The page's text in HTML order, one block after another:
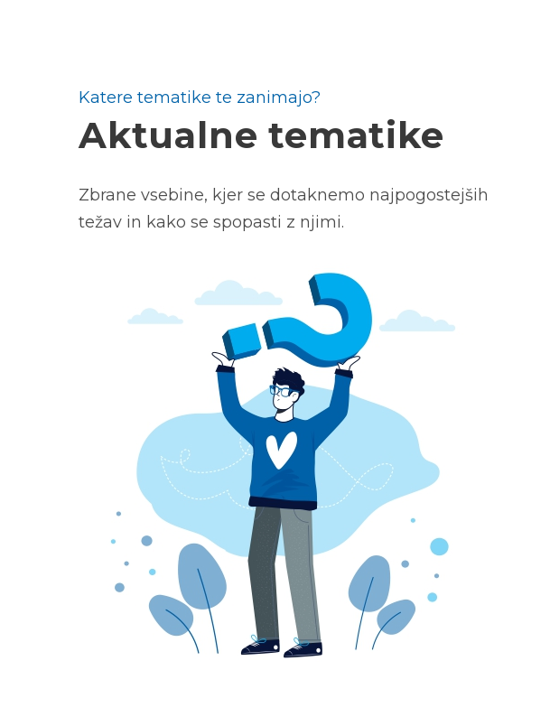
Katere tematike te zanimajo?
Aktualne tematike
Zbrane vsebine, kjer se dotaknemo najpogostejših
težav in kako se spopasti z njimi.